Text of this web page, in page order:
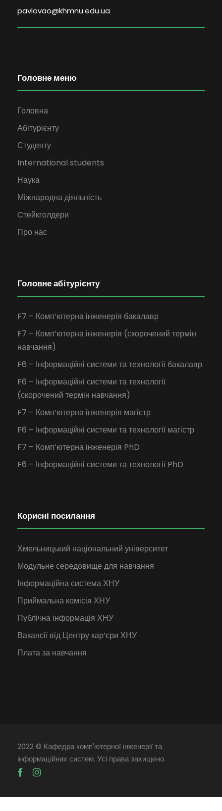
pavlovao@khmnu.edu.ua
Головне меню
Головна
Абітурієнту
Студенту
International students
Наука
Міжнародна діяльність
Cтейкголдери
Про нас
Головне абітурієнту
F7 – Комп’ютерна інженерія бакалавр
F7 – Комп’ютерна інженерія (скорочений термін
навчання)
F6 – Інформаційні системи та технології бакалавр
F6 – Інформаційні системи та технології
(скорочений термін навчання)
F7 – Комп’ютерна інженерія магістр
F6 – Інформаційні системи та технології магістр
F7 – Комп’ютерна інженерія PhD
F6 – Інформаційні системи та технології PhD
Корисні посилання
Хмельницький національний університет
Модульне середовище для навчання
Інформаційна система ХНУ
Приймальна комісія ХНУ
Публічна інформація ХНУ
Вакансії від Центру кар’єри ХНУ
Плата за навчання
2022 © Кафедра комп'ютерної інженерії та
інформаційних систем. Усі права захищено.